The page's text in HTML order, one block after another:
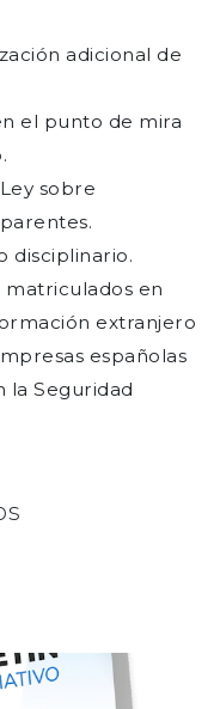
adicional de
el punto de mira
sobre
disciplinario.
matriculados en
extranjero
españolas
la Seguridad